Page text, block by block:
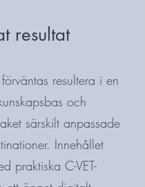
resultat
resultera i en
och
särskilt anpassade
Innehållet
praktiska C-VET-